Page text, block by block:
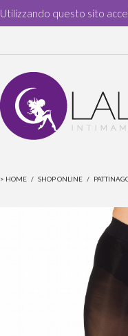
Utilizzando questo sito
> HOME / SHOP ONLINE /